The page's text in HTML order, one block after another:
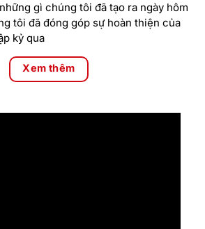
gì chúng tôi đã tạo ra ngày hôm
tôi đã đóng góp sự hoàn thiện của
kỷ qua
Xem thêm